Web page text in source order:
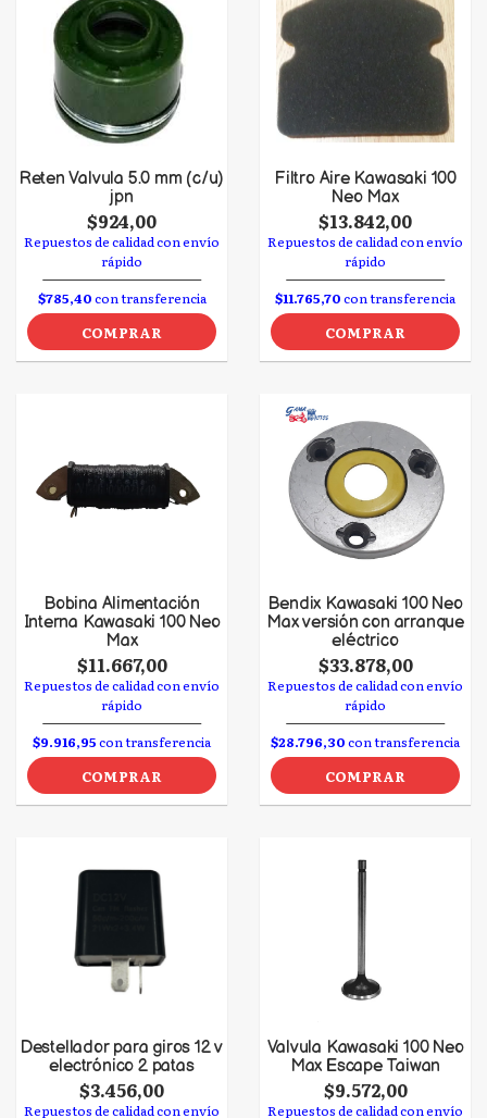
Reten Valvula 5.0 mm (c/u)
jpn
$924,00
Repuestos de calidad con envío
rápido
$785,40con transferencia
COMPRAR
Filtro Aire Kawasaki 100
Neo Max
$13.842,00
Repuestos de calidad con envío
rápido
$11.765,70con transferencia
COMPRAR
Bobina Alimentación
Interna Kawasaki 100 Neo
Max
$11.667,00
Repuestos de calidad con envío
rápido
$9.916,95con transferencia
COMPRAR
Bendix Kawasaki 100 Neo
Max versión con arranque
eléctrico
$33.878,00
Repuestos de calidad con envío
rápido
$28.796,30con transferencia
COMPRAR
Destellador para giros 12 v
electrónico 2 patas
$3.456,00
Repuestos de calidad con envío
Valvula Kawasaki 100 Neo
Max Escape Taiwan
$9.572,00
Repuestos de calidad con envío